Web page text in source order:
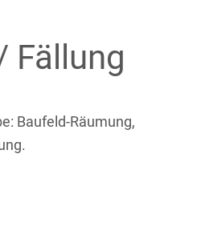
Fällung
Baufeld-Räumung,